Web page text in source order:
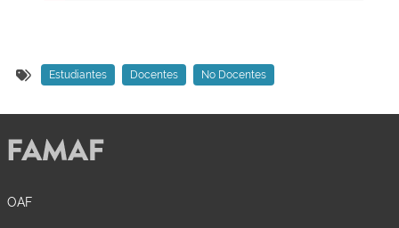
Estudiantes Docentes No Docentes
OAF